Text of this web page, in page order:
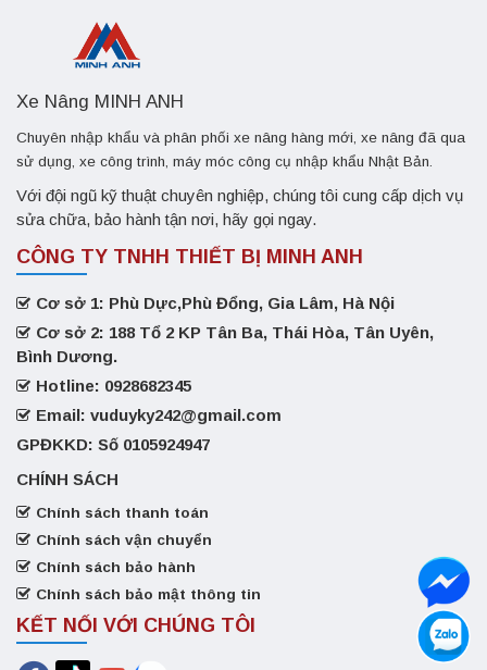
Xe Nâng MINH ANH
Chuyên nhập khẩu và phân phối xe nâng hàng mới, xe nâng đã qua
sử dụng, xe công trình, máy móc công cụ nhập khẩu Nhật Bản.
Với đội ngũ kỹ thuật chuyên nghiệp, chúng tôi cung cấp dịch vụ
sửa chữa, bảo hành tận nơi, hãy gọi ngay.
CÔNG TY TNHH THIẾT BỊ MINH ANH
Cơ sở 1: Phù Dực,Phù Đổng, Gia Lâm, Hà Nội
Cơ sở 2: 188 Tổ 2 KP Tân Ba, Thái Hòa, Tân Uyên,
Bình Dương.
Hotline: 0928682345
Email: vuduyky242@gmail.com
GPĐKKD: Số 0105924947
CHÍNH SÁCH
Chính sách thanh toán
Chính sách vận chuyển
Chính sách bảo hành
Chính sách bảo mật thông tin
KẾT NỐI VỚI CHÚNG TÔI